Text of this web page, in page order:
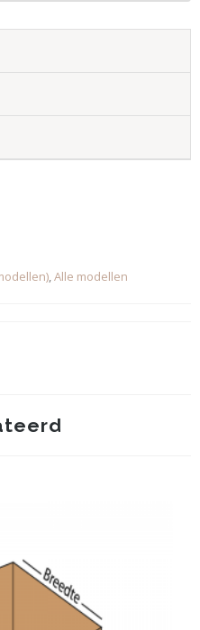
,Alle modellen